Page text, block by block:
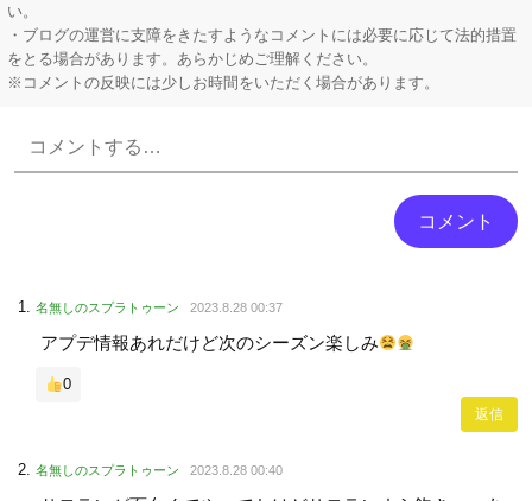
い。
・ブログの運営に支障をきたすようなコメントには必要に応じて法的措置
をとる場合があります。あらかじめご理解ください。
※コメントの反映には少しお時間をいただく場合があります。
名無しのスプラトゥーン 2023.8.28 00:37
アプデ情報あれだけど次のシーズン楽しみ
0
返信
名無しのスプラトゥーン 2023.8.28 00:40